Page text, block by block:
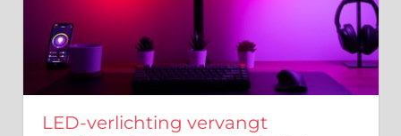
LED-verlichting vervangt